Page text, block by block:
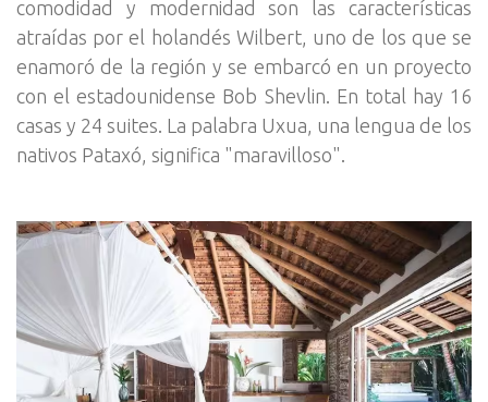
comodidad y modernidad son las características
atraídas por el holandés Wilbert, uno de los que se
enamoró de la región y se embarcó en un proyecto
con el estadounidense Bob Shevlin. En total hay 16
casas y 24 suites. La palabra Uxua, una lengua de los
nativos Pataxó, significa "maravilloso".